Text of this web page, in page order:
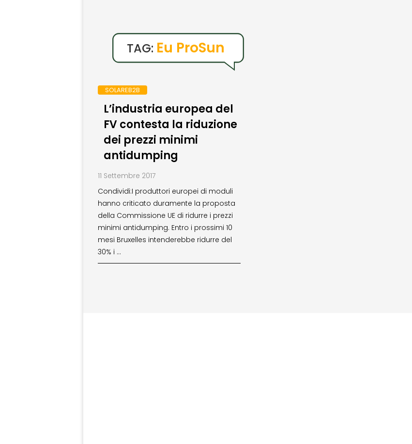
TAG: Eu ProSun
SOLAREB2B
L’industria europea del
FV contesta la riduzione
dei prezzi minimi
antidumping
11 Settembre 2017
Condividi:I produttori europei di moduli
hanno criticato duramente la proposta
della Commissione UE di ridurre i prezzi
minimi antidumping. Entro i prossimi 10
mesi Bruxelles intenderebbe ridurre del
30% i …